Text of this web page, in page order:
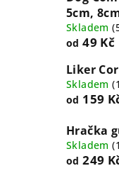
5cm,
Skladem(
od 49 Kč
Liker
Skladem(
od 159
Hračka
Skladem(
od 249